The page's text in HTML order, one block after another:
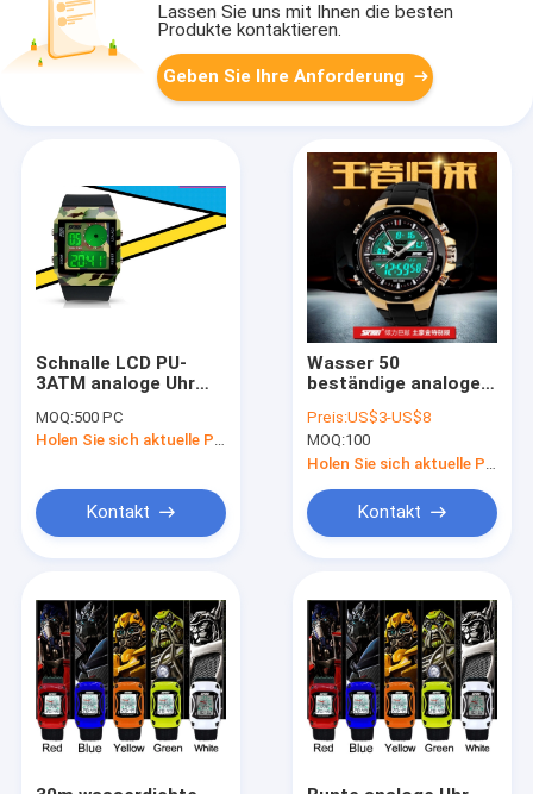
Lassen Sie uns mit Ihnen die besten
Produkte kontaktieren.
Geben Sie Ihre Anforderung
Schnalle LCD PU-
3ATM analoge Uhr
Digital-Armbanduhr
um
MOQ:500 PC
Holen Sie sich aktuelle Preis
Kontakt
Wasser 50
beständige analoge
Digital-Bewegung
CER ROHS
Preis:US$3-US$8
MOQ:100
Kontakt